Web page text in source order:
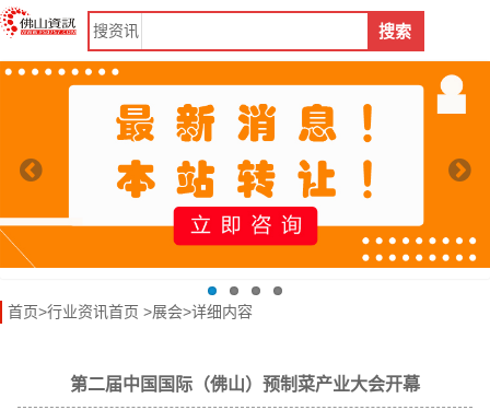
搜资讯 搜索
首页>行业资讯首页 >展会>详细内容
第二届中国国际（佛山）预制菜产业大会开幕